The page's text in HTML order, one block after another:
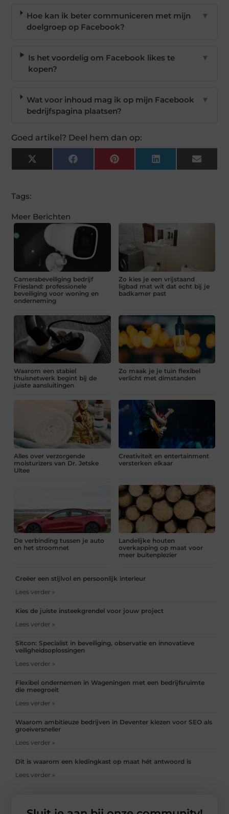
Hoe kan ik beter communiceren met mijn
doelgroep op Facebook?
▼
Is het voordelig om Facebook likes te
kopen?
▼
Wat voor inhoud mag ik op mijn Facebook
bedrijfspagina plaatsen?
▼
Goed artikel? Deel hem dan op:
X
(Twitter)
FacebookPinterest LinkedIn Email
Tags:
Meer Berichten
Camerabeveiliging bedrijf
Friesland: professionele
beveiliging voor woning en
onderneming
Zo kies je een vrijstaand
ligbad mat wit dat echt bij je
badkamer past
Waarom een stabiel
thuisnetwerk begint bij de
juiste aansluitingen
Zo maak je je tuin flexibel
verlicht met dimstanden
Alles over verzorgende
moisturizers van Dr. Jetske
Ultee
Creativiteit en entertainment
versterken elkaar
De verbinding tussen je auto
en het stroomnet
Landelijke houten
overkapping op maat voor
meer buitenplezier
Creëer een stijlvol en persoonlijk interieur
Lees verder »
Kies de juiste insteekgrendel voor jouw project
Lees verder »
Sitcon: Specialist in beveiliging, observatie en innovatieve
veiligheidsoplossingen
Lees verder »
Flexibel ondernemen in Wageningen met een bedrijfsruimte
die meegroeit
Lees verder »
Waarom ambitieuze bedrijven in Deventer kiezen voor SEO als
groeiversneller
Lees verder »
Dit is waarom een kledingkast op maat hét antwoord is
Lees verder »